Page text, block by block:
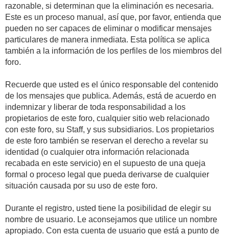
razonable, si determinan que la eliminación es necesaria.
Este es un proceso manual, así que, por favor, entienda que
pueden no ser capaces de eliminar o modificar mensajes
particulares de manera inmediata. Esta política se aplica
también a la información de los perfiles de los miembros del
foro.
Recuerde que usted es el único responsable del contenido
de los mensajes que publica. Además, está de acuerdo en
indemnizar y liberar de toda responsabilidad a los
propietarios de este foro, cualquier sitio web relacionado
con este foro, su Staff, y sus subsidiarios. Los propietarios
de este foro también se reservan el derecho a revelar su
identidad (o cualquier otra información relacionada
recabada en este servicio) en el supuesto de una queja
formal o proceso legal que pueda derivarse de cualquier
situación causada por su uso de este foro.
Durante el registro, usted tiene la posibilidad de elegir su
nombre de usuario. Le aconsejamos que utilice un nombre
apropiado. Con esta cuenta de usuario que está a punto de